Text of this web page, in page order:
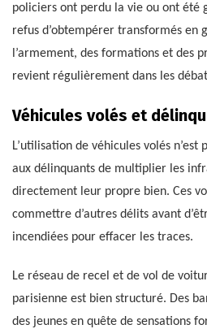
policiers ont perdu la vie ou ont été
refus d’obtempérer transformés en
l’armement, des formations et des
revient régulièrement dans les
Véhicules volés et
L’utilisation de véhicules volés
aux délinquants de multiplier les
directement leur propre bien. Ces
commettre d’autres délits avant
incendiées pour effacer les traces.
Le réseau de recel et de vol de
parisienne est bien structuré. Des
des jeunes en quête de sensations